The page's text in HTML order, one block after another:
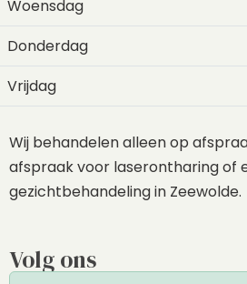
Woensdag
Donderdag
Vrijdag
Wij behandelen alleen op
afspraak voor laserontharing of
gezichtbehandeling in Zeewolde.
Volg ons